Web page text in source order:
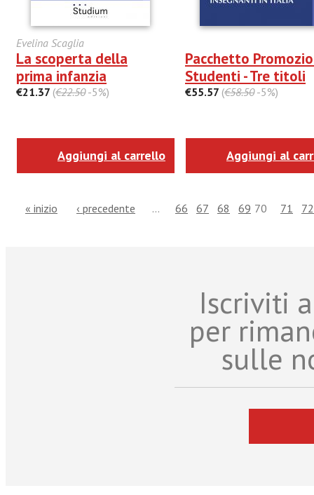
Evelina Scaglia
La scoperta della
prima infanzia
€21.37 (€22.50-5%)
Aggiungi al carrello
Pacchetto
Studenti - Tre titoli
€55.57 (€58.50-5%)
Aggiungi al
« inizio ‹ precedente … 66 67 68 69 70 71 72
Iscriviti
per
sulle